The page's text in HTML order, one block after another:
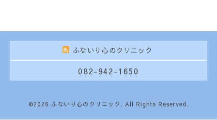
ふないり心のクリニック
082-942-1650
©2026 ふないり心のクリニック. All Rights Reserved.